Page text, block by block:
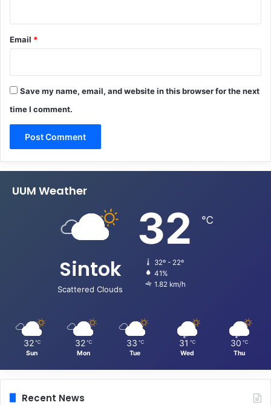
Email *
Save my name, email, and website in this browser for the next
time I comment.
UUM Weather
Sintok
Scattered Clouds
32 ℃
32º - 22º
41%
1.82 km/h
32 ℃
Sun
32 ℃
Mon
33 ℃
Tue
31 ℃
Wed
30 ℃
Thu
Recent News